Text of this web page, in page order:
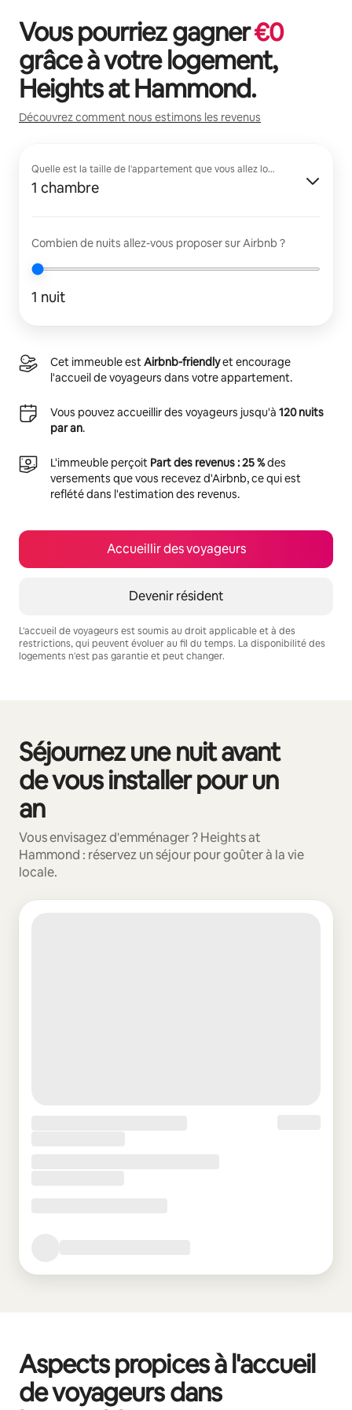
Vous pourriez gagner€0
grâce à votre logement,
Heights at Hammond.
Découvrez comment nous estimons les revenus
Quelle est la taille de l'appartement que vous allez louer ?
1 chambre
Combien de nuits allez-vous proposer sur Airbnb ?
1 nuit
Cet immeuble estAirbnb-friendlyet encourage
l'accueil de voyageurs dans votre appartement.
Vous pouvez accueillir des voyageurs jusqu'à 120 nuits
par an.
L'immeuble perçoit Part des revenus : 25 %des
versements que vous recevez d'Airbnb, ce qui est
reflété dans l'estimation des revenus.
Accueillir des voyageurs
Devenir résident
L'accueil de voyageurs est soumis au droit applicable et à des
restrictions, qui peuvent évoluer au fil du temps. La disponibilité des
logements n'est pas garantie et peut changer.
Séjournez une nuit avant
de vous installer pour un
an
Vous envisagez d'emménager ? Heights at
Hammond : réservez un séjour pour goûter à la vie
locale.
0 sur 0 élément visible
Aspects propices à l'accueil
de voyageurs dans